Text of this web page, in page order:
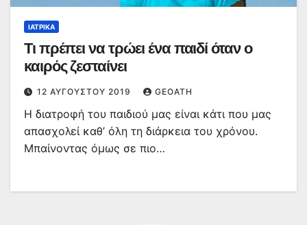
ΙΑΤΡΙΚΆ
Τι πρέπει να τρώει ένα παιδί όταν ο
καιρός ζεσταίνει
12 ΑΥΓΟΎΣΤΟΥ 2019 GEOATH
Η διατροφή του παιδιού μας είναι κάτι που μας
απασχολεί καθ’ όλη τη διάρκεια του χρόνου.
Μπαίνοντας όμως σε πιο…